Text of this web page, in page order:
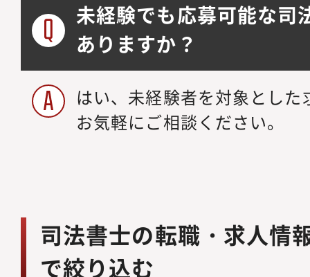
未経験でも応募可能な司
ありますか？
はい、未経験者を対象とし
お気軽にご相談ください。
司法書士の転職・求人情
で絞り込む